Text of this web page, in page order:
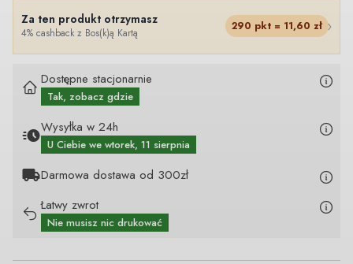
Za ten produkt otrzymasz
4% cashback z Bos(k)ą Kartą
290 pkt = 11,60 zł ›
Dostępne stacjonarnie
Tak, zobacz gdzie
Wysyłka w 24h
U Ciebie we wtorek, 11 sierpnia
Darmowa dostawa od 300zł
Łatwy zwrot
Nie musisz nic drukować